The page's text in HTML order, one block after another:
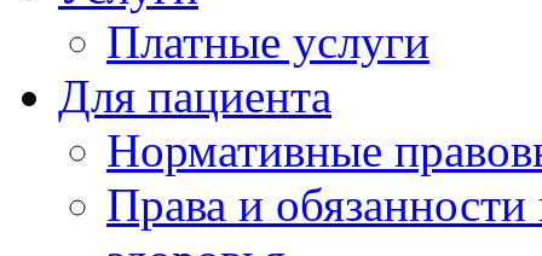
Платные услуги
Для пациента
Нормативные
Права и